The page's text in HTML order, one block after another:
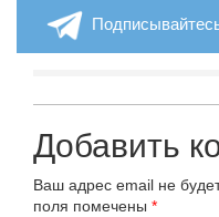
Добавить
Ваш адрес email не
поля помечены *